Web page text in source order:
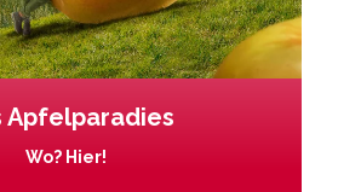
Apfelparadies
Wo? Hier!